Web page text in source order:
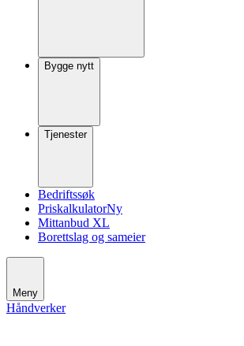
Bygge nytt
Tjenester
Bedriftssøk
PriskalkulatorNy
Mittanbud XL
Borettslag og sameier
Meny
Håndverker